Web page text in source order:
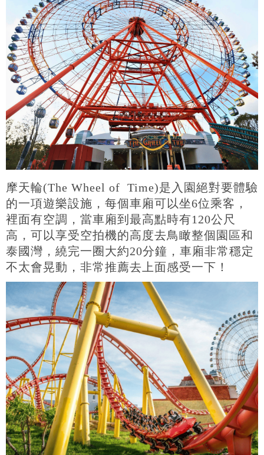
摩天輪(The Wheel of Time)是入園絕對要體驗
的一項遊樂設施，每個車廂可以坐6位乘客，
裡面有空調，當車廂到最高點時有120公尺
高，可以享受空拍機的高度去鳥瞰整個園區和
泰國灣，繞完一圈大約20分鐘，車廂非常穩定
不太會晃動，非常推薦去上面感受一下！